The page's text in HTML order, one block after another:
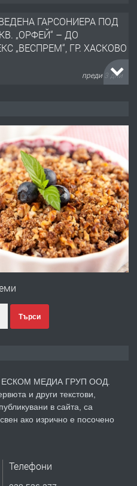
ГАРСОНИЕРА ПОД
„ОРФЕЙ“ – ДО
„ВЕСПРЕМ“, ГР. ХАСКОВО
преди 3 дни
В ЦЕНТЪРА НА ГР.
преди 4 дни
под наем
преди 4 дни
Офис под наем в кв.
градина!
преди 5 дни
парцел в гр. Хасково кв.
Търси
ЕСКОМ МЕДИА ГРУП ООД.
и други текстови,
в сайта, са
ако изрично е посочено
Телефони